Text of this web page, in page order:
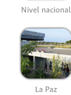
Nivel nacional
La Paz